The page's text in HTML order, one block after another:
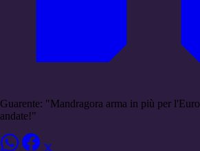
Guarente: "Mandragora arma in più per
andate!"